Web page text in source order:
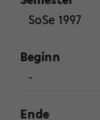
SoSe 1997
-